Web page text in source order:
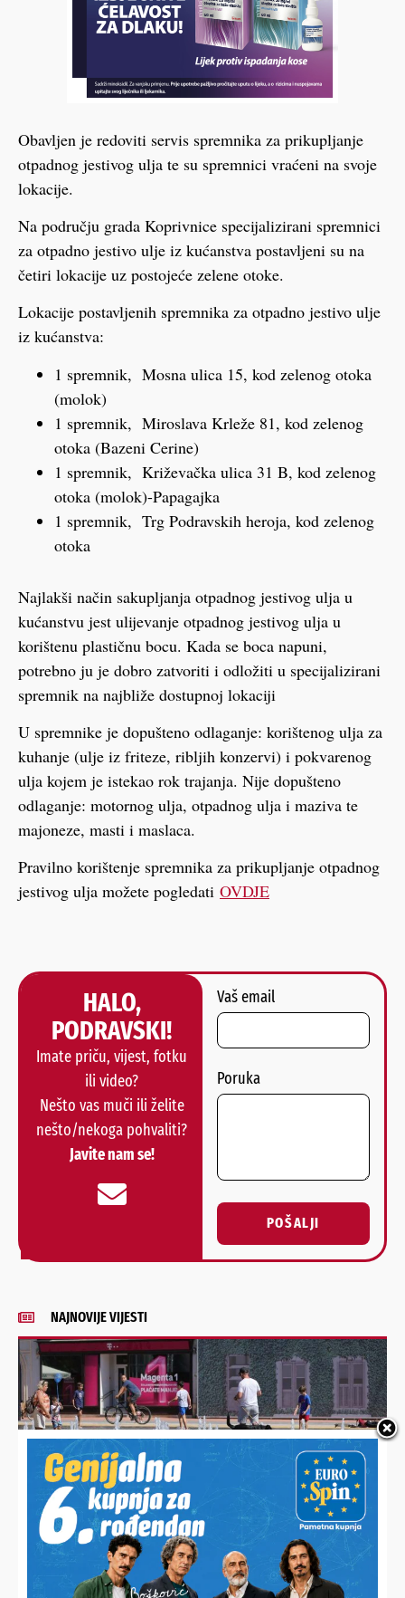
Obavljen je redoviti servis spremnika za prikupljanje
otpadnog jestivog ulja te su spremnici vraćeni na svoje
lokacije.
Na području grada Koprivnice specijalizirani spremnici
za otpadno jestivo ulje iz kućanstva postavljeni su na
četiri lokacije uz postojeće zelene otoke.
Lokacije postavljenih spremnika za otpadno jestivo ulje
iz kućanstva:
1 spremnik, Mosna ulica 15, kod zelenog otoka
(molok)
1 spremnik, Miroslava Krleže 81, kod zelenog
otoka (Bazeni Cerine)
1 spremnik, Križevačka ulica 31 B, kod zelenog
otoka (molok)-Papagajka
1 spremnik, Trg Podravskih heroja, kod zelenog
otoka
Najlakši način sakupljanja otpadnog jestivog ulja u
kućanstvu jest ulijevanje otpadnog jestivog ulja u
korištenu plastičnu bocu. Kada se boca napuni,
potrebno ju je dobro zatvoriti i odložiti u specijalizirani
spremnik na najbliže dostupnoj lokaciji
U spremnike je dopušteno odlaganje: korištenog ulja za
kuhanje (ulje iz friteze, ribljih konzervi) i pokvarenog
ulja kojem je istekao rok trajanja. Nije dopušteno
odlaganje: motornog ulja, otpadnog ulja i maziva te
majoneze, masti i maslaca.
Pravilno korištenje spremnika za prikupljanje otpadnog
jestivog ulja možete pogledati OVDJE
HALO,
PODRAVSKI!
Imate priču, vijest, fotku
ili video?
Nešto vas muči ili želite
nešto/nekoga pohvaliti?
Javite nam se!
Vaš email
Poruka
POŠALJI
Alternative:
NAJNOVIJE VIJESTI
IZ KOPRIVNIČKIH VODA POTVRDILI
Opskrba za sada sigurna, ponašajte se odgovorno: “Ne
trošite vodu na vrtove, pranje vozila i bazene!”